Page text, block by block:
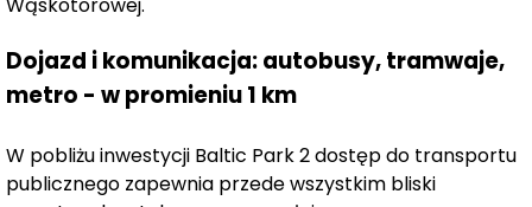
w bramy wjazdowe obsługiwane za pomocą pilota. Na
terenie osiedla znajdują się miejsca parkingowe,
Całość inwestycji Baltic Park 2 Pogorzelica cechuje się
Dojazd i komunikacja: autobusy, tramwaje,
metro - w promieniu 1 km
W pobliżu inwestycji Baltic Park 2 dostęp do transportu
publicznego zapewnia przede wszystkim bliski